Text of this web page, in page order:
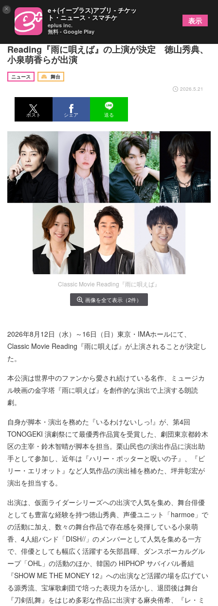
名作映画を創作的な演出でおくる、Classic Movie
Reading『雨に唄えば』の上演が決定 徳山秀典、
小泉萌香らが出演
ニュース
舞台
2026.5.21
ポスト シェア 送る
Classic Movie Reading『雨に唄えば』
画像を全て表示（2件）
2026年8月12日（水）～16日（日）東京・IMAホールにて、
Classic Movie Reading『雨に唄えば』が上演されることが決定し
た。
本公演は世界中のファンから愛され続けている名作、ミュージカ
ル映画の金字塔『雨に唄えば』を創作的な演出で上演する朗読
劇。
自身が脚本・演出を務めた『いるわけないしっ!』が、第4回
TONOGEKI 演劇祭にて最優秀作品賞を受賞した、劇団東京都鈴木
区の主宰・鈴木智晴が脚本を担当。栗山民也の演出作品に演出助
手として参加し、近年は『ハリー・ポッターと呪いの子』、『ビ
リー・エリオット』など人気作品の演出補を務めた、坪井彰宏が
演出を担当する。
出演は、仮面ライダーシリーズへの出演で人気を集め、舞台俳優
としても豊富な経験を持つ徳山秀典、声優ユニット「harmoe」で
の活動に加え、数々の舞台作品で存在感を発揮している小泉萌
香、4人組バンド「DISH//」のメンバーとして人気を集める一方
で、俳優としても幅広く活躍する矢部昌暉、ダンスボーカルグル
ープ「OHL」の活動のほか、韓国の HIPHOP サバイバル番組
『SHOW ME THE MONEY 12』への出演など活躍の場を広げてい
る源秀流、宝塚歌劇団で培った表現力を活かし、退団後は舞台
『刀剣乱舞』をはじめ多彩な作品に出演する麻央侑希、『レ・ミ
× e＋(イープラス)アプリ - チケッ
ト・ニュース・スマチケ
eplus inc.
無料 - Google Play
表示